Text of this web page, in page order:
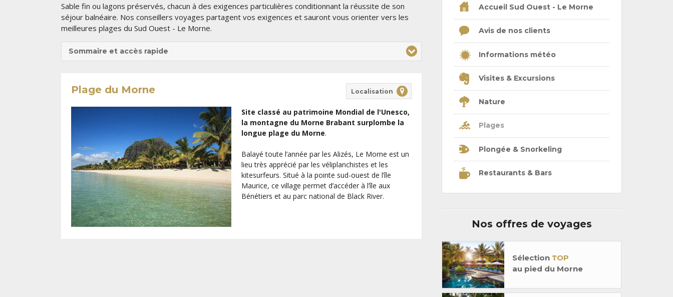
Sable fin ou lagons préservés, chacun à des exigences particulières conditionnant la réussite de son
séjour balnéaire. Nos conseillers voyages partagent vos exigences et sauront vous orienter vers les
meilleures plages du Sud Ouest - Le Morne.
Sommaire et accès rapide
Plage du Morne Localisation
Site classé au patrimoine Mondial de l'Unesco,
la montagne du Morne Brabant surplombe la
longue plage du Morne.
Balayé toute l’année par les Alizés, Le Morne est un
lieu très apprécié par les véliplanchistes et les
kitesurfeurs. Situé à la pointe sud-ouest de l’île
Maurice, ce village permet d’accéder à l’île aux
Bénétiers et au parc national de Black River.
Accueil Sud Ouest - Le Morne
Avis de nos clients
Informations météo
Visites & Excursions
Nature
Plages
Plongée & Snorkeling
Restaurants & Bars
Nos offres de voyages
SélectionTOP
au pied du Morne